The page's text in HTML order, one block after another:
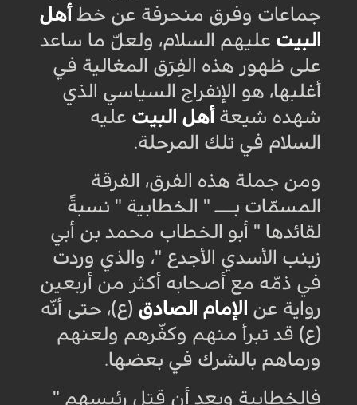
جماعات وفرق منحرفة عن خط أهل
البيت عليهم السلام، ولعلّ ما ساعد
على ظهور هذه الفِرَق المغالية في
أغلبها، هو الإنفراج السياسي الذي
شهده شيعة أهل البيت عليه
السلام في تلك المرحلة.
ومن جملة هذه الفرق، الفرقة
المسمّات بــــ " الخطابية " نسبةً
لقائدها " أبو الخطاب محمد بن أبي
زينب الأسدي الأجدع "، والذي وردت
في ذمّه مع أصحابه أكثر من أربعين
رواية عن الإمام الصادق (ع)، حتى أنّه
(ع) قد تبرأ منهم وكفّرهم ولعنهم
ورماهم بالشرك في بعضها.
فالخطابية وبعد أن قتل رئيسهم "